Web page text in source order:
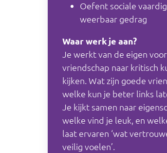
Oefent sociale
weerbaar gedrag
Waar werk je aan?
Je werkt van de eigen
vriendschap naar kritisch
kijken. Wat zijn goede
welke kun je beter links
Je kijkt samen naar
welke vind je leuk, en
laat ervaren ‘wat
veilig voelen’.